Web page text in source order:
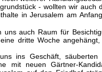
- wollten wir auch
in Jerusalem am
uns auch Raum für
dritte Woche
ins Geschäft, säuberten
mit neuen Gärtner-